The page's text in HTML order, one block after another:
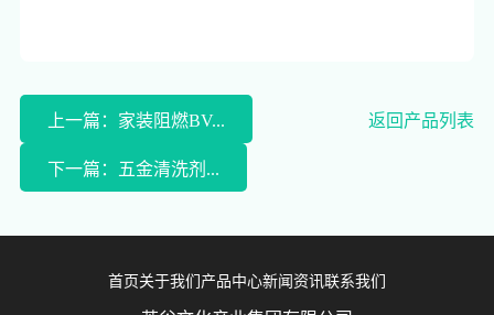
上一篇：家装阻燃BV... 返回产品列表
下一篇：五金清洗剂...
首页 关于我们 产品中心新闻资讯联系我们